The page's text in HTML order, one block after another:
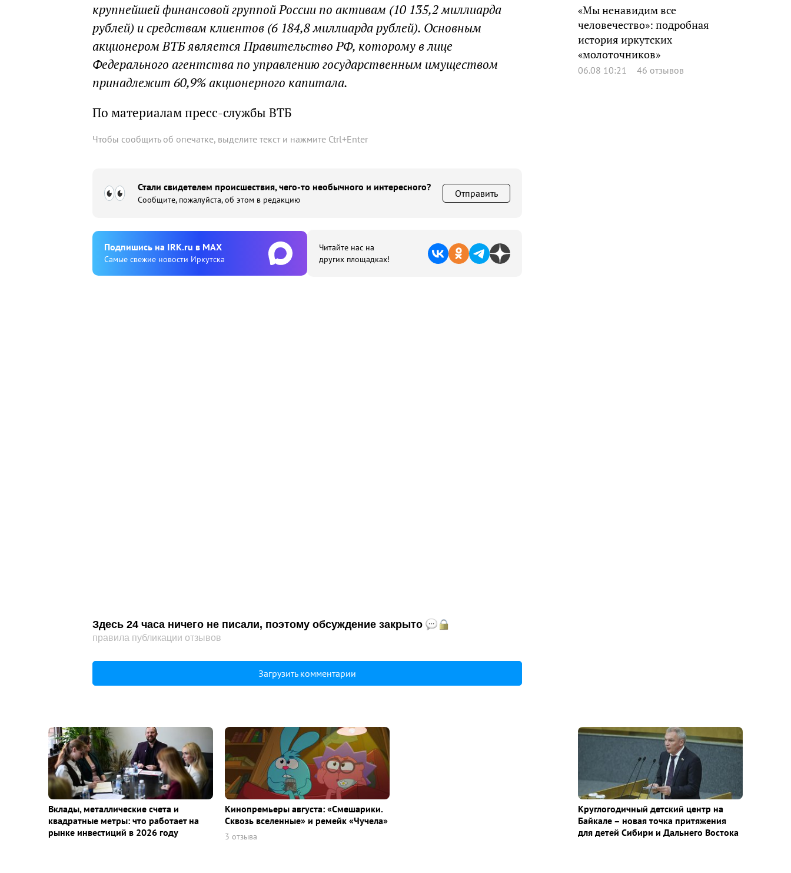
крупнейшей финансовой группой России по активам (10 135,2 миллиарда
рублей) и средствам клиентов (6 184,8 миллиарда рублей). Основным
акционером ВТБ является Правительство РФ, которому в лице
Федерального агентства по управлению государственным имуществом
принадлежит 60,9% акционерного капитала.
По материалам пресс-службы ВТБ
Чтобы сообщить об опечатке, выделите текст и нажмите Ctrl+Enter
Стали свидетелем происшествия, чего-то необычного и интересного?
Сообщите, пожалуйста, об этом в редакцию
Отправить
Подпишиcь на IRK.ru в MAX
Cамые свежие новости Иркутска
Читайте нас на
других площадках!
Здесь 24 часа ничего не писали, поэтому обсуждение закрыто
правила публикации отзывов
Загрузить комментарии
«Мы ненавидим все
человечество»: подробная
история иркутских
«молоточников»
06.08 10:21 46 отзывов
Вклады, металлические счета и
квадратные метры: что работает на
рынке инвестиций в 2026 году
Кинопремьеры августа: «Смешарики.
Сквозь вселенные» и ремейк «Чучела»
3 отзыва
Круглогодичный детский центр на
Байкале – новая точка притяжения
для детей Сибири и Дальнего Востока